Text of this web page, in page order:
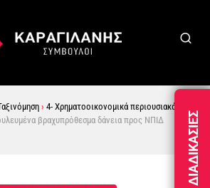
› 4- Χρηματοοικονομικά περιουσιακά
βραχυπρόθεσμα δάνεια προς ΝΠΙΔ
ΔΙΑΔΙΚΑΣΊΕΣ